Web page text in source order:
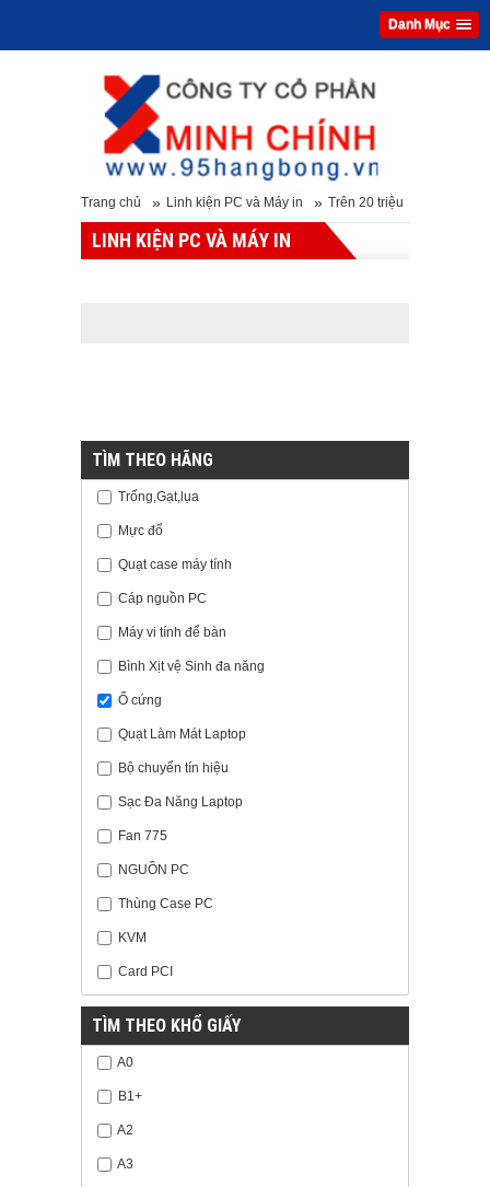
Danh Mục
Trang chủ » Linh kiện PC và Máy in » Trên 20 triệu
LINH KIỆN PC VÀ MÁY IN
TÌM THEO HÃNG
Trống,Gạt,lụa
Mực đổ
Quạt case máy tính
Cáp nguồn PC
Máy vi tính để bàn
Bình Xịt vệ Sinh đa năng
Ổ cứng
Quạt Làm Mát Laptop
Bộ chuyển tín hiệu
Sạc Đa Năng Laptop
Fan 775
NGUỒN PC
Thùng Case PC
KVM
Card PCI
TÌM THEO KHỔ GIẤY
A0
B1+
A2
A3